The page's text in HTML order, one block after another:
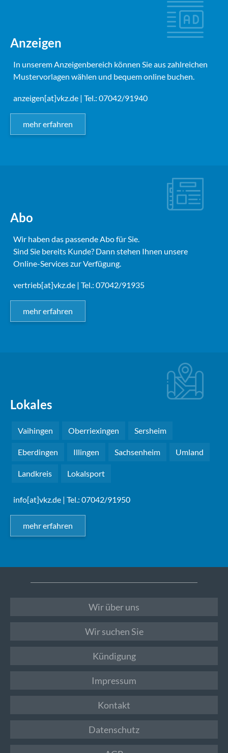
Anzeigen
In unserem Anzeigenbereich können Sie aus zahlreichen
Mustervorlagen wählen und bequem online buchen.
anzeigen[at]vkz.de | Tel.: 07042/91940
mehr erfahren
Abo
Wir haben das passende Abo für Sie.
Sind Sie bereits Kunde? Dann stehen Ihnen unsere
Online-Services zur Verfügung.
vertrieb[at]vkz.de | Tel.: 07042/91935
mehr erfahren
Lokales
Vaihingen Oberriexingen Sersheim
Eberdingen Illingen Sachsenheim Umland
Landkreis Lokalsport
info[at]vkz.de | Tel.: 07042/91950
mehr erfahren
Wir über uns
Wir suchen Sie
Kündigung
Impressum
Kontakt
Datenschutz